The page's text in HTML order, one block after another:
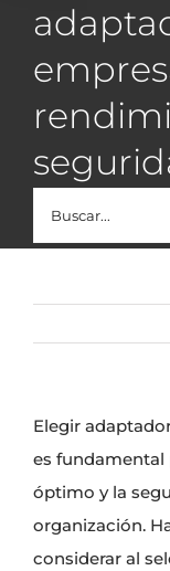
Elegir
es fundamental
óptimo y la
organización.
considerar al